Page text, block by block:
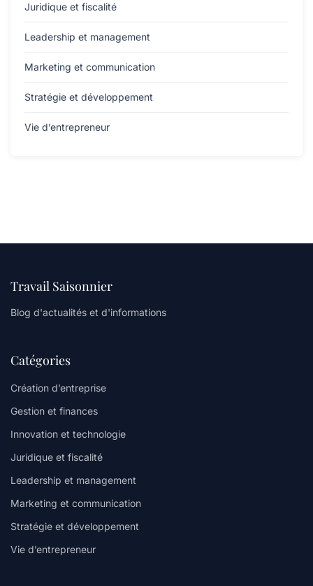
Juridique et fiscalité
Leadership et management
Marketing et communication
Stratégie et développement
Vie d’entrepreneur
Travail Saisonnier
Blog d'actualités et d'informations
Catégories
Création d’entreprise
Gestion et finances
Innovation et technologie
Juridique et fiscalité
Leadership et management
Marketing et communication
Stratégie et développement
Vie d’entrepreneur